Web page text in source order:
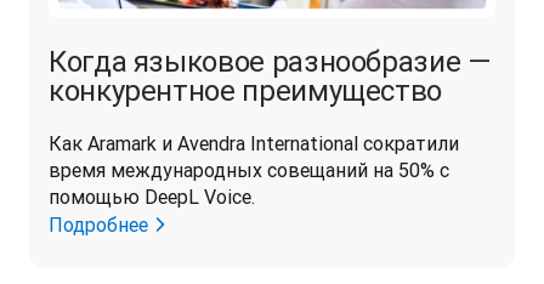
Когда языковое разнообразие —
конкурентное преимущество
Как Aramark и Avendra International сократили
время международных совещаний на 50% с
помощью DeepL Voice.
Подробнее